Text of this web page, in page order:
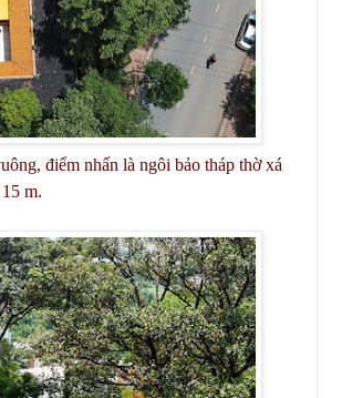
điểm nhấn là ngôi bảo tháp thờ xá
m.